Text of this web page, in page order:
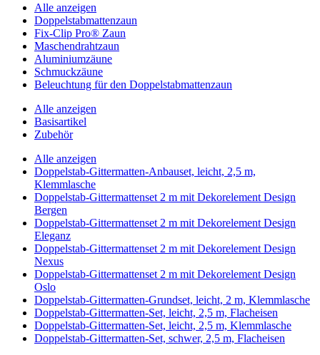
Alle anzeigen
Doppelstabmattenzaun
Fix-Clip Pro® Zaun
Maschendrahtzaun
Aluminiumzäune
Schmuckzäune
Beleuchtung für den Doppelstabmattenzaun
Alle anzeigen
Basisartikel
Zubehör
Alle anzeigen
Doppelstab-Gittermatten-Anbauset, leicht, 2,5 m,
Klemmlasche
Doppelstab-Gittermattenset 2 m mit Dekorelement Design
Bergen
Doppelstab-Gittermattenset 2 m mit Dekorelement Design
Eleganz
Doppelstab-Gittermattenset 2 m mit Dekorelement Design
Nexus
Doppelstab-Gittermattenset 2 m mit Dekorelement Design
Oslo
Doppelstab-Gittermatten-Grundset, leicht, 2 m, Klemmlasche
Doppelstab-Gittermatten-Set, leicht, 2,5 m, Flacheisen
Doppelstab-Gittermatten-Set, leicht, 2,5 m, Klemmlasche
Doppelstab-Gittermatten-Set, schwer, 2,5 m, Flacheisen